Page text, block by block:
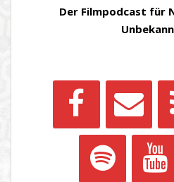
Der Filmpodcast für